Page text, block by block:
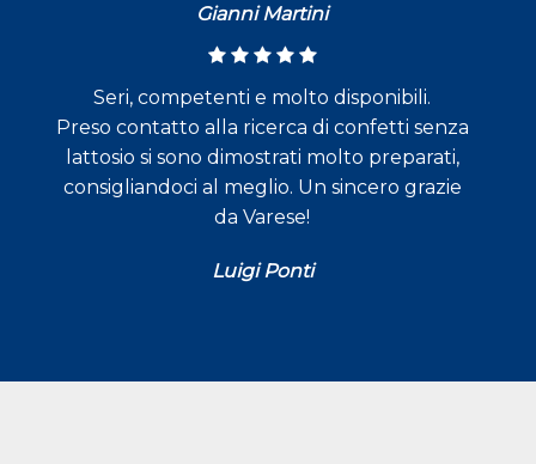
Gianni Martini
Seri, competenti e molto disponibili.
Preso contatto alla ricerca di confetti senza
lattosio si sono dimostrati molto preparati,
consigliandoci al meglio. Un sincero grazie
da Varese!
Luigi Ponti